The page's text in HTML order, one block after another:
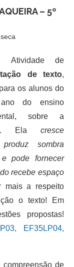
– 5º
de
de texto,
os alunos do
do ensino
sobre a
Ela cresce
sombra
pode fornecer
recebe espaço
mais a respeito
o texto! Em
propostas!
EF35LP04,
de